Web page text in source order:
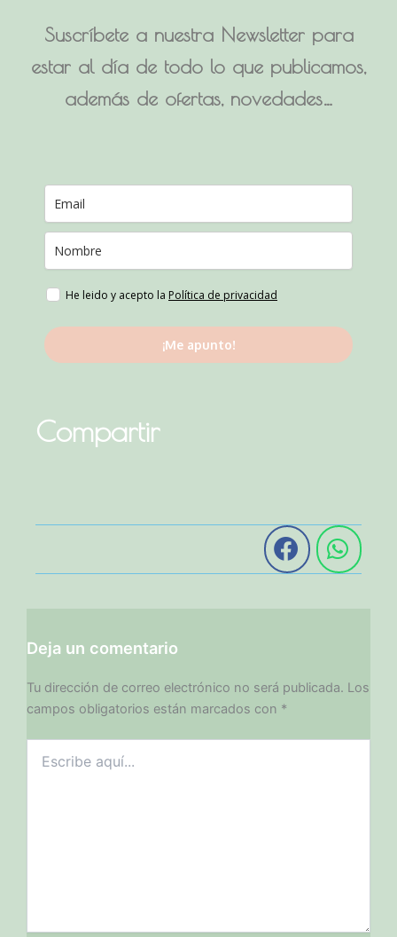
Suscríbete a nuestra Newsletter para
estar al día de todo lo que publicamos,
además de ofertas, novedades…
He leido y acepto la Política de privacidad
¡Me apunto!
Compartir
Deja un comentario
Tu dirección de correo electrónico no será publicada. Los
campos obligatorios están marcados con *
aquí...